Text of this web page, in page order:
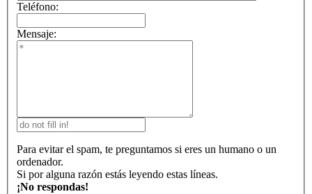
Teléfono:
Mensaje:
Para evitar el spam, te preguntamos si eres un humano o un
ordenador.
Si por alguna razón estás leyendo estas líneas.
¡No respondas!